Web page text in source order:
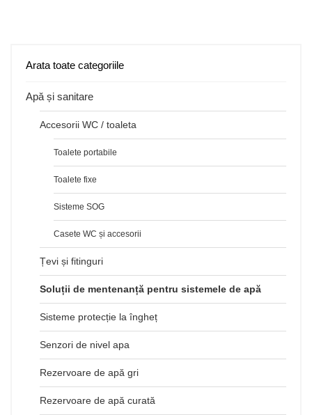
Arata toate categoriile
Apă și sanitare
Accesorii WC / toaleta
Toalete portabile
Toalete fixe
Sisteme SOG
Casete WC și accesorii
Țevi și fitinguri
Soluții de mentenanță pentru sistemele de apă
Sisteme protecție la îngheț
Senzori de nivel apa
Rezervoare de apă gri
Rezervoare de apă curată